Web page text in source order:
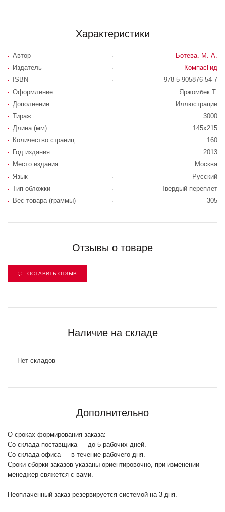
Характеристики
Автор
Ботева. М. А.
Издатель
КомпасГид
ISBN
978-5-905876-54-7
Оформление
Яржомбек Т.
Дополнение
Иллюстрации
Тираж
3000
Длина (мм)
145x215
Количество страниц
160
Год издания
2013
Место издания
Москва
Язык
Русский
Тип обложки
Твердый переплет
Вес товара (граммы)
305
Отзывы о товаре
ОСТАВИТЬ ОТЗЫВ
Наличие на складе
Нет складов
Дополнительно
О сроках формирования заказа:
Со склада поставщика — до 5 рабочих дней.
Со склада офиса — в течение рабочего дня.
Сроки сборки заказов указаны ориентировочно, при изменении
менеджер свяжется с вами.
Неоплаченный заказ резервируется системой на 3 дня.